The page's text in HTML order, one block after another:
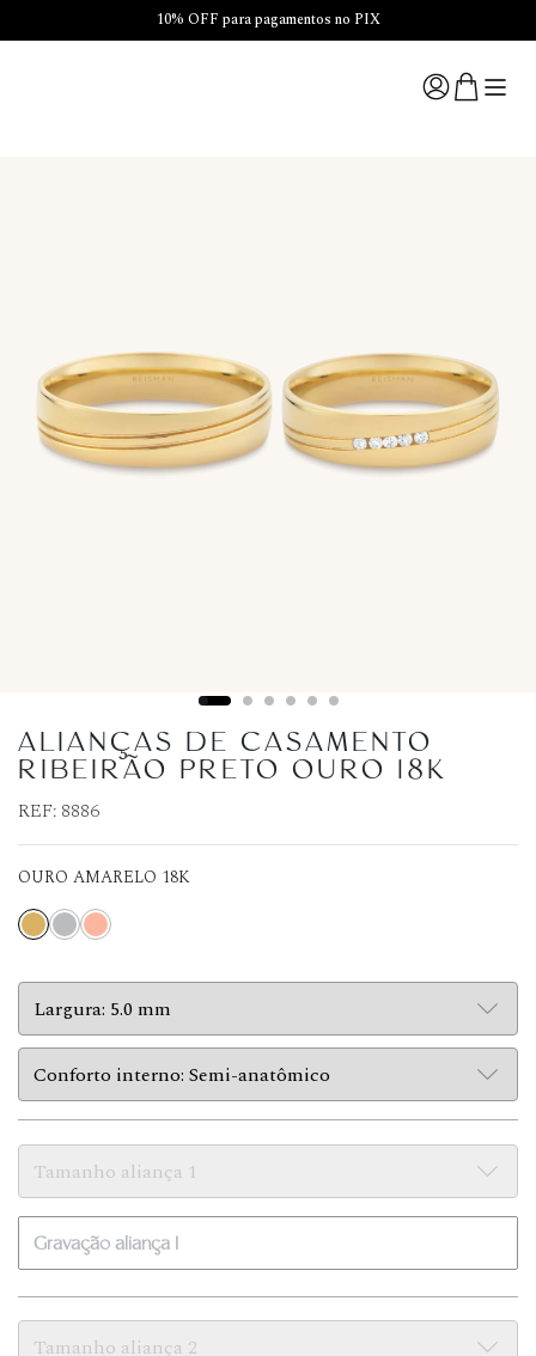
10% OFF para pagamentos no PIX
ALIANÇAS DE CASAMENTO
RIBEIRÃO PRETO OURO 18K
REF: 8886
OURO AMARELO 18K